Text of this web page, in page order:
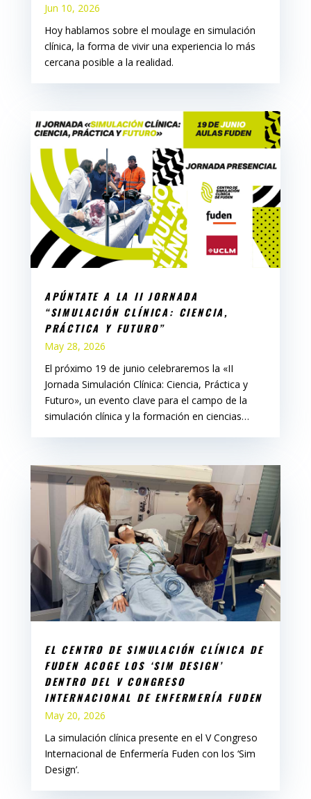
Jun 10, 2026
Hoy hablamos sobre el moulage en simulación
clínica, la forma de vivir una experiencia lo más
cercana posible a la realidad.
APÚNTATE A LA II JORNADA
“SIMULACIÓN CLÍNICA: CIENCIA,
PRÁCTICA Y FUTURO”
May 28, 2026
El próximo 19 de junio celebraremos la «II
Jornada Simulación Clínica: Ciencia, Práctica y
Futuro», un evento clave para el campo de la
simulación clínica y la formación en ciencias…
EL CENTRO DE SIMULACIÓN CLÍNICA DE
FUDEN ACOGE LOS ‘SIM DESIGN’
DENTRO DEL V CONGRESO
INTERNACIONAL DE ENFERMERÍA FUDEN
May 20, 2026
La simulación clínica presente en el V Congreso
Internacional de Enfermería Fuden con los ‘Sim
Design’.